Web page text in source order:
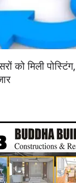
को मिली